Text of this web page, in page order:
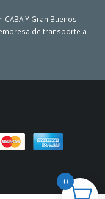
Y Gran Buenos
de transporte a
0